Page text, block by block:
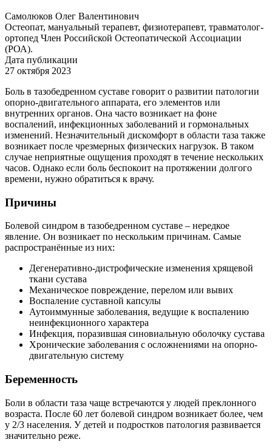
Самолюков Олег Валентинович
Остеопат, мануальный терапевт, физиотерапевт, травматолог-
ортопед Член Российской Остеопатической Ассоциации
(РОА).
Дата публикации
27 октября 2023
Боль в тазобедренном суставе говорит о развитии патологии
опорно-двигательного аппарата, его элементов или
внутренних органов. Она часто возникает на фоне
воспалений, инфекционных заболеваний и гормональных
изменений. Незначительный дискомфорт в области таза также
возникает после чрезмерных физических нагрузок. В таком
случае неприятные ощущения проходят в течение нескольких
часов. Однако если боль беспокоит на протяжении долгого
времени, нужно обратиться к врачу.
Причины
Болевой синдром в тазобедренном суставе – нередкое
явление. Он возникает по нескольким причинам. Самые
распространённые из них:
Дегенеративно-дистрофические изменения хрящевой
ткани сустава
Механическое повреждение, перелом или вывих
Воспаление суставной капсулы
Аутоиммунные заболевания, ведущие к воспалению
неинфекционного характера
Инфекция, поразившая синовиальную оболочку сустава
Хронические заболевания с осложнениями на опорно-
двигательную систему
Беременность
Боли в области таза чаще встречаются у людей преклонного
возраста. После 60 лет болевой синдром возникает более, чем
у 2/3 населения. У детей и подростков патология развивается
значительно реже.